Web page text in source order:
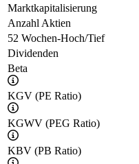
Marktkapitalisierung
Anzahl Aktien
52 Wochen-Hoch/Tief
Dividenden
Beta
KGV (PE Ratio)
KGWV (PEG Ratio)
KBV (PB Ratio)